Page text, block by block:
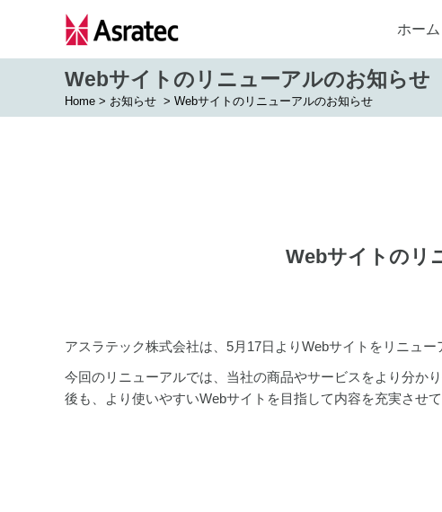
ホーム
Webサイトのリニューアルのお知らせ
Home > お知らせ > Webサイトのリニューアルのお知らせ
Webサイトのリ
アスラテック株式会社は、5月17日よりWebサイトをリニュー
今回のリニューアルでは、当社の商品やサービスをより分か
後も、より使いやすいWebサイトを目指して内容を充実させ